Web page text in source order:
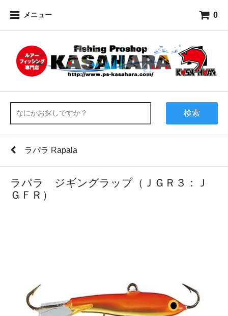
メニュー 0
検索
ラパラ Rapala
ラパラ ジギングラップ（ＪＧＲ３：Ｊ
ＧＦＲ）